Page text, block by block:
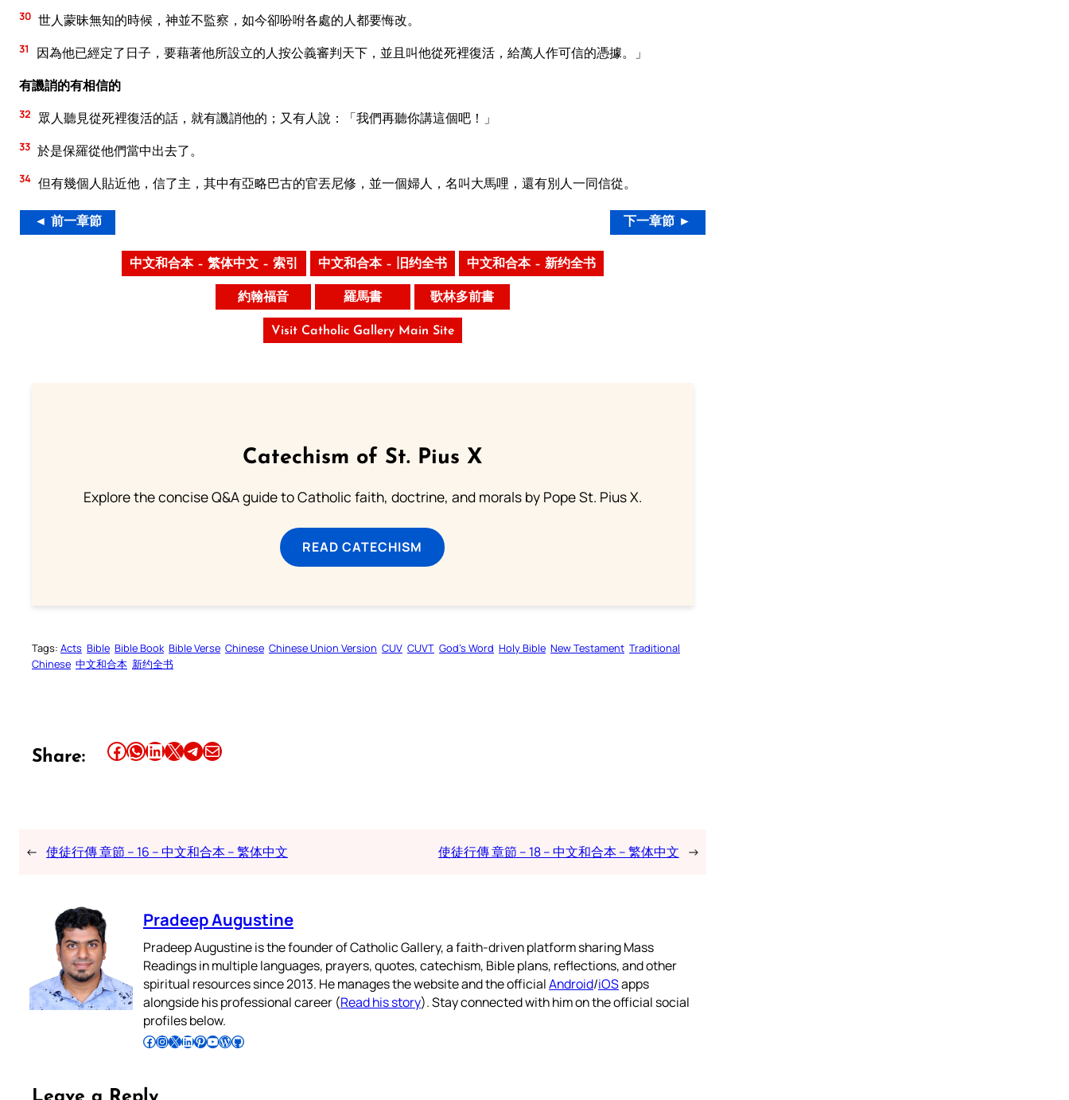
30 世人蒙昧無知的時候，神並不監察，如今卻吩咐各處的人都要悔改。
31
因為他已經定了日子，要藉著他所設立的人按公義審判天下，並且叫他從死裡復活，給萬人作可信的憑據。」
有譏誚的有相信的
32 眾人聽見從死裡復活的話，就有譏誚他的；又有人說：「我們再聽你講這個吧！」
33 於是保羅從他們當中出去了。
34 但有幾個人貼近他，信了主，其中有亞略巴古的官丟尼修，並一個婦人，名叫大馬哩，還有別人一同信從。
◄ 前一章節 下一章節 ►
中文和合本 – 繁体中文 – 索引 中文和合本 – 旧约全书 中文和合本 – 新约全书
約翰福音 羅馬書 歌林多前書
Visit Catholic Gallery Main Site
Catechism of St. Pius X
Explore the concise Q&A guide to Catholic faith, doctrine, and morals by Pope St. Pius X.
READ CATECHISM
Tags: Acts Bible Bible Book Bible Verse Chinese Chinese Union Version CUV CUVT God’s Word Holy Bible New Testament Traditional
Chinese 中文和合本 新约全书
Share: Share this article on Facebook Share this article on WhatsApp Share this article on LinkedIn Share this article on X Share this article on TelegramEmail this Article
← 使徒行傳 章節 – 16 – 中文和合本 – 繁体中文 使徒行傳 章節 – 18 – 中文和合本 – 繁体中文 →
Pradeep Augustine
Pradeep Augustine is the founder of Catholic Gallery, a faith-driven platform sharing Mass
Readings in multiple languages, prayers, quotes, catechism, Bible plans, reflections, and other
spiritual resources since 2013. He manages the website and the officialAndroid/iOSapps
alongside his professional career (Read his story). Stay connected with him on the official social
profiles below.
Follow Pradeep on Facebook Follow Pradeep on InstagramFollow Pradeep on X Follow Pradeep on LinkedIn Follow Pradeep on Pinterest Subscribe to Pradeep’s Youtube Channel Follow Pradeep on WordPress Follow Pradeep on GitHub